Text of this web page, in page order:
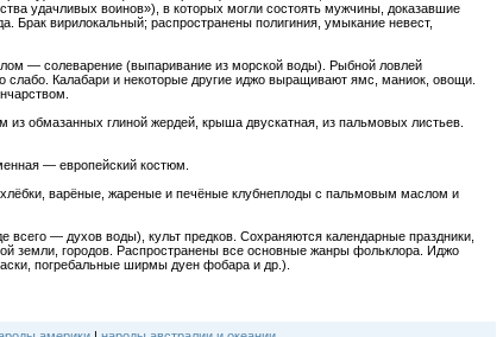
удачливых воинов»), в которых могли состоять мужчины, доказавшие
Брак вирилокальный; распространены полигиния, умыкание невест,
— солеварение (выпаривание из морской воды). Рыбной ловлей
Калабари и некоторые другие иджо выращивают ямс, маниок, овощи.
обмазанных глиной жердей, крыша двускатная, из пальмовых листьев.
— европейский костюм.
варёные, жареные и печёные клубнеплоды с пальмовым маслом и
— духов воды), культ предков. Сохраняются календарные праздники,
земли, городов. Распространены все основные жанры фольклора. Иджо
погребальные ширмы дуен фобара и др.).